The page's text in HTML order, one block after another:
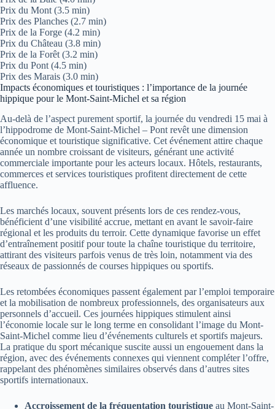
Prix du Mont (3.5 min)
Prix des Planches (2.7 min)
Prix de la Forge (4.2 min)
Prix du Château (3.8 min)
Prix de la Forêt (3.2 min)
Prix du Pont (4.5 min)
Prix des Marais (3.0 min)
Impacts économiques et touristiques : l’importance de la journée
hippique pour le Mont-Saint-Michel et sa région
Au-delà de l’aspect purement sportif, la journée du vendredi 15 mai à
l’hippodrome de Mont-Saint-Michel – Pont revêt une dimension
économique et touristique significative. Cet événement attire chaque
année un nombre croissant de visiteurs, générant une activité
commerciale importante pour les acteurs locaux. Hôtels, restaurants,
commerces et services touristiques profitent directement de cette
affluence.
Les marchés locaux, souvent présents lors de ces rendez-vous,
bénéficient d’une visibilité accrue, mettant en avant le savoir-faire
régional et les produits du terroir. Cette dynamique favorise un effet
d’entraînement positif pour toute la chaîne touristique du territoire,
attirant des visiteurs parfois venus de très loin, notamment via des
réseaux de passionnés de courses hippiques ou sportifs.
Les retombées économiques passent également par l’emploi temporaire
et la mobilisation de nombreux professionnels, des organisateurs aux
personnels d’accueil. Ces journées hippiques stimulent ainsi
l’économie locale sur le long terme en consolidant l’image du Mont-
Saint-Michel comme lieu d’événements culturels et sportifs majeurs.
La pratique du sport mécanique suscite aussi un engouement dans la
région, avec des événements connexes qui viennent compléter l’offre,
rappelant des phénomènes similaires observés dans d’autres sites
sportifs internationaux.
Accroissement de la fréquentation touristique au Mont-Saint-